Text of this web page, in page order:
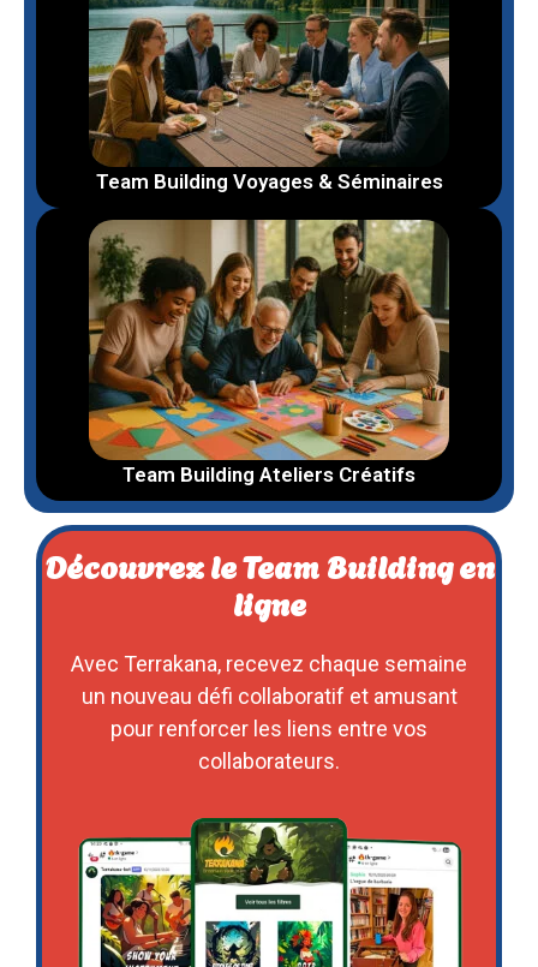
Team Building Voyages & Séminaires
Team Building Ateliers Créatifs
Découvrez le Team Building en
ligne
Avec Terrakana, recevez chaque semaine
un nouveau défi collaboratif et amusant
pour renforcer les liens entre vos
collaborateurs.